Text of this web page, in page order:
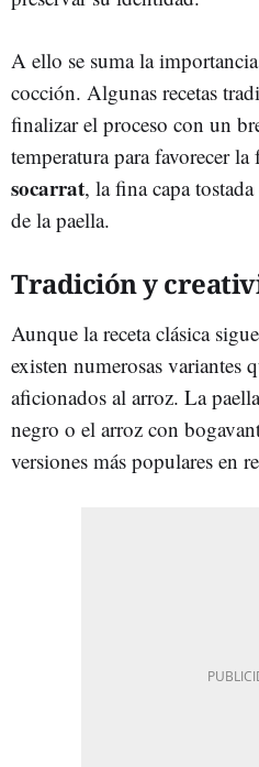
A ello se suma la
cocción. Algunas recetas
finalizar el proceso con un
temperatura para favorecer
socarrat, la fina capa
de la paella.
Tradición y
Aunque la receta clásica
existen numerosas variantes
aficionados al arroz. La
negro o el arroz con
versiones más populares en